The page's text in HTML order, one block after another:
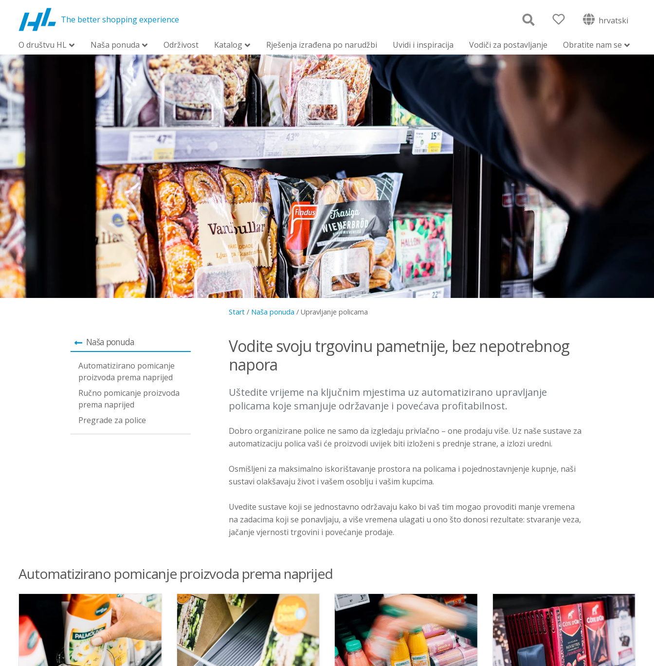
The better shopping experience hrvatski
O društvu HL Naša ponuda Održivost Katalog Rješenja izrađena po narudžbi Uvidi i inspiracija Vodiči za postavljanje Obratite nam se
Start / Naša ponuda / Upravljanje policama
Naša ponuda
Automatizirano pomicanje
proizvoda prema naprijed
Ručno pomicanje proizvoda
prema naprijed
Pregrade za police
Vodite svoju trgovinu pametnije, bez nepotrebnog
napora
Uštedite vrijeme na ključnim mjestima uz automatizirano upravljanje
policama koje smanjuje održavanje i povećava profitabilnost.
Dobro organizirane police ne samo da izgledaju privlačno – one prodaju više. Uz naše sustave za
automatizaciju polica vaši će proizvodi uvijek biti izloženi s prednje strane, a izlozi uredni.
Osmišljeni za maksimalno iskorištavanje prostora na policama i pojednostavnjenje kupnje, naši
sustavi olakšavaju život i vašem osoblju i vašim kupcima.
Uvedite sustave koji se jednostavno održavaju kako bi vaš tim mogao provoditi manje vremena
na zadacima koji se ponavljaju, a više vremena ulagati u ono što donosi rezultate: stvaranje veza,
jačanje vjernosti trgovini i povećanje prodaje.
Automatizirano pomicanje proizvoda prema naprijed